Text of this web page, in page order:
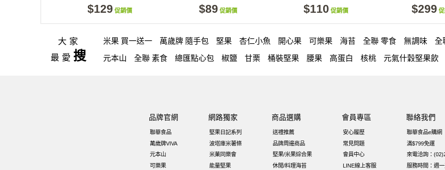
(30gX8包)
$129 促銷價
(34g/袋)
$89 促銷價
包)
$110 促銷價
果(15包/
$299
大家
最愛 搜
米果 買一送一 萬歲牌 隨手包 堅果 杏仁小魚 開心果 可樂果 海苔 全聯 零食 無調味 全
元本山 全聯 素食 總匯點心包 椒鹽 甘栗 桶裝堅果 腰果 高蛋白 核桃 元氣什穀堅果飲
全素卡迪那 薯條 香菜 寶咔咔 全聯 海苔 無加糖 萬歲牌 堅果小包裝活力堅果 脆片
全聯 核桃 味付 寶咖咖 15g 豌豆 飯卷專用海苔 Costco 萬歲牌堅果 總匯
品牌官網
聯華食品
萬歲牌VIVA
元本山
可樂果
網路獨家
堅果日記系列
波塔庫米薯條
米菓同樂會
能量堅果
商品選購
送禮推薦
品牌周邊商品
堅果/米果綜合果
休閒/料理海苔
會員專區
安心履歷
常見問題
會員中心
LINE線上客服
聯絡我們
聯華食品e購網
滿$799免運
來電洽詢：
服務時間：週